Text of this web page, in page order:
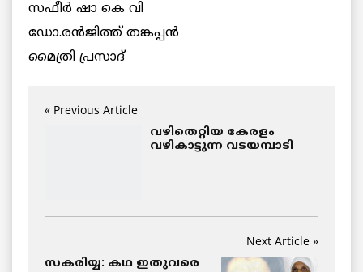
സഫീർ ഷാ കെ വി
ഡോ.രൻജിത്ത് തങ്കപ്പൻ
മൈത്രി പ്രസാദ്
« Previous Article
വഴിതെറ്റിയ കേരളം
വഴികാട്ടുന്ന വടയമ്പാടി
Next Article »
സകരിയ്യ: കഥ ഇതുവരെ